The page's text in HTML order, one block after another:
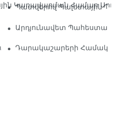
Կառավարման Համար
Պատվերով Պալետային
Ապագան.
Արդյունավետ
Մատակարարներ. Ինչ
Դարակաշարերի